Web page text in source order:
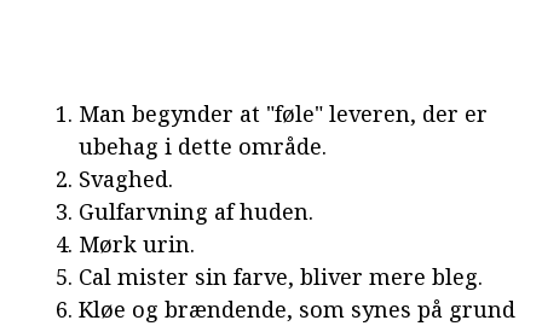
Man begynder at "føle" leveren, der er
ubehag i dette område.
Svaghed.
Gulfarvning af huden.
Mørk urin.
Cal mister sin farve, bliver mere bleg.
Kløe og brændende, som synes på grund